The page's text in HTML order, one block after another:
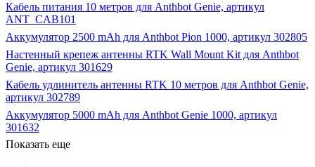
Кабель питания 10 метров для Anthbot Genie, артикул
ANT_CAB101
Аккумулятор 2500 mAh для Anthbot Pion 1000, артикул 302805
Настенный крепеж антенны RTK Wall Mount Kit для Anthbot
Genie, артикул 301629
Кабель удлинитель антенны RTK 10 метров для Anthbot Genie,
артикул 302789
Аккумулятор 5000 mAh для Anthbot Genie 1000, артикул
301632
Показать еще